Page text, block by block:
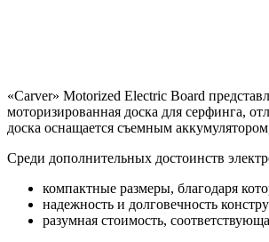
«Carver» Motorized Electric Board
моторизированная доска для серфинга,
доска оснащается съемным
Среди дополнительных достоинств
компактные размеры, благодаря
надежность и долговечность
разумная стоимость,